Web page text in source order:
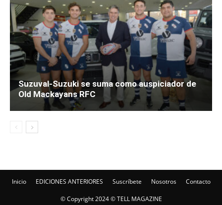
Suzuval-Suzuki se suma como auspiciador de
Old Mackayans RFC
Inicio EDICIONES ANTERIORES Suscríbete Nosotros Contacto
© Copyright 2024 © TELL MAGAZINE